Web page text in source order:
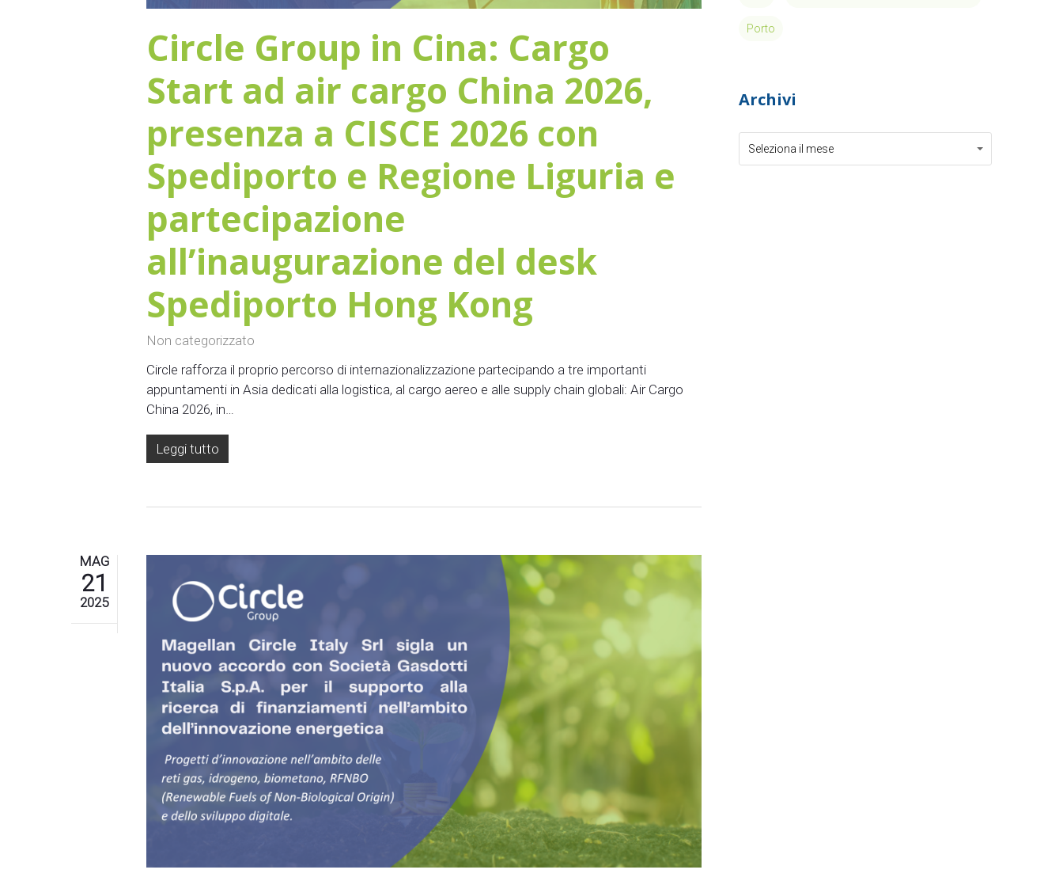
Circle Group in Cina: Cargo
Start ad air cargo China 2026,
presenza a CISCE 2026 con
Spediporto e Regione Liguria e
partecipazione
all’inaugurazione del desk
Spediporto Hong Kong
Non categorizzato
Circle rafforza il proprio percorso di internazionalizzazione partecipando a tre importanti
appuntamenti in Asia dedicati alla logistica, al cargo aereo e alle supply chain globali: Air Cargo
China 2026, in…
Leggi tutto
MAG
21
2025
Porto
Archivi
Seleziona il mese